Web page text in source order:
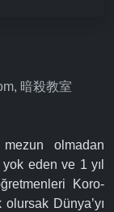
暗殺教室
olmadan
eden ve 1 yıl
Koro-
Dünya’yı